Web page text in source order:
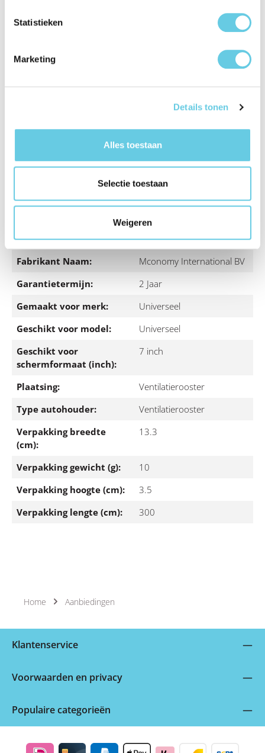
Statistieken
Marketing
Details tonen
Alles toestaan
Selectie toestaan
Weigeren
Rubberen bescherming: Voorkomt krassen en
Met de BeHello Telefoonhouder heb je je telefoon altijd
Color:
Zwart
verpakking:
Elektronisch adres
fabrikant:
info@mconomy.nl
Schillingweg 50, 2153PL,
Nieuw-Vennep
Fabrikant Naam:
Mconomy International BV
Garantietermijn:
2 Jaar
Gemaakt voor merk:
Universeel
Geschikt voor model:
Universeel
Geschikt voor
schermformaat (inch):
7 inch
Plaatsing:
Ventilatierooster
Type autohouder:
Ventilatierooster
Verpakking breedte
(cm):
13.3
Verpakking gewicht (g):
10
Verpakking hoogte (cm):
3.5
Verpakking lengte (cm):
300
Home Aanbiedingen
Klantenservice
Voorwaarden en privacy
Populaire categorieën